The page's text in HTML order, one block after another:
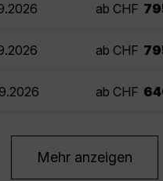
ab CHF
ab CHF
ab CHF
Mehr anzeigen